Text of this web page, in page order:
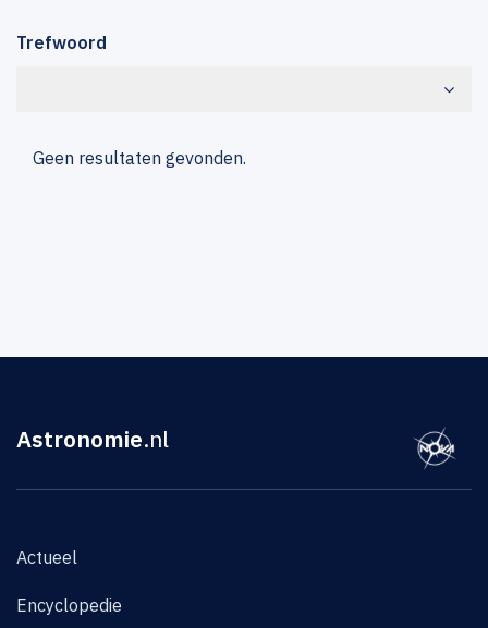
Trefwoord
Geen resultaten gevonden.
Astronomie.nl
Actueel
Encyclopedie